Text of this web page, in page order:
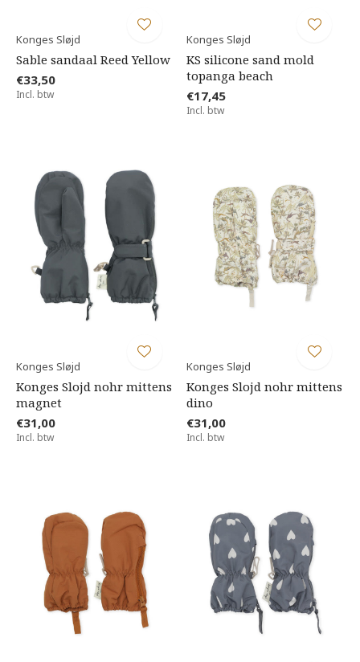
Konges Sløjd
Sable sandaal Reed Yellow
€33,50
Incl. btw
Konges Sløjd
KS silicone sand mold
topanga beach
€17,45
Incl. btw
Konges Sløjd
Konges Slojd nohr mittens
magnet
€31,00
Incl. btw
Konges Sløjd
Konges Slojd nohr mittens
dino
€31,00
Incl. btw